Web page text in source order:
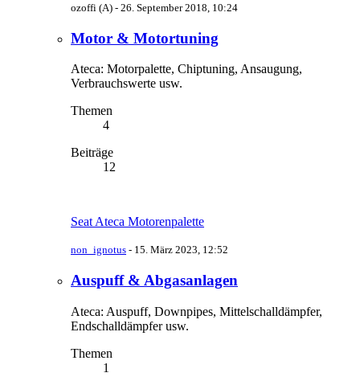
ozoffi (A) - 26. September 2018, 10:24
Motor & Motortuning
Ateca: Motorpalette, Chiptuning, Ansaugung,
Verbrauchswerte usw.
Themen
4
Beiträge
12
Seat Ateca Motorenpalette
non_ignotus - 15. März 2023, 12:52
Auspuff & Abgasanlagen
Ateca: Auspuff, Downpipes, Mittelschalldämpfer,
Endschalldämpfer usw.
Themen
1